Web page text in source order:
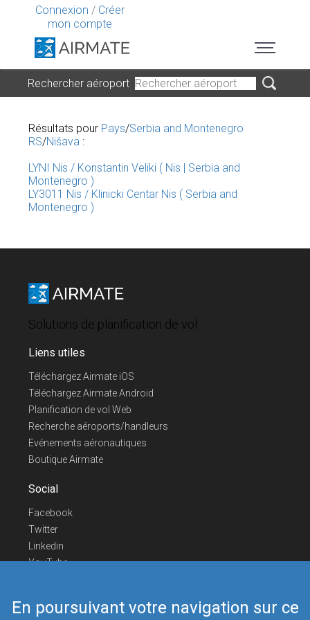
Connexion / Créer
mon compte
En poursuivant votre navigation sur ce
Rechercher aéroport
Résultats pour Pays/Serbia and Montenegro
RS/Nišava :
LYNI Nis / Konstantin Veliki ( Nis | Serbia and
Montenegro )
LY3011 Nis / Klinicki Centar Nis ( Serbia and
Montenegro )
Solutions de planification de vol
Liens utiles
Téléchargez Airmate iOS
Téléchargez Airmate Android
Planification de vol Web
Recherche aéroports/handleurs
Evénements aéronautiques
Boutique Airmate
Social
Facebook
Twitter
Linkedin
YouTube
Nous contacter